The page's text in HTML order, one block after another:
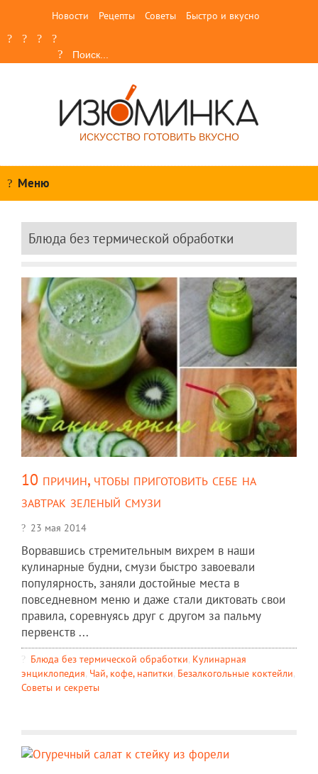
Новости Рецепты Советы Быстро и вкусно
ИСКУССТВО ГОТОВИТЬ ВКУСНО
Меню
Блюда без термической обработки
10 причин, чтобы приготовить себе на
завтрак зеленый смузи
23 мая 2014
Ворвавшись стремительным вихрем в наши
кулинарные будни, смузи быстро завоевали
популярность, заняли достойные места в
повседневном меню и даже стали диктовать свои
правила, соревнуясь друг с другом за пальму
первенств ...
Блюда без термической обработки, Кулинарная
энциклопедия, Чай, кофе, напитки, Безалкогольные коктейли,
Советы и секреты